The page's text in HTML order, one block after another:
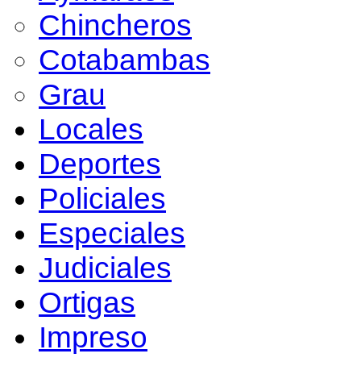
Chincheros
Cotabambas
Grau
Locales
Deportes
Policiales
Especiales
Judiciales
Ortigas
Impreso